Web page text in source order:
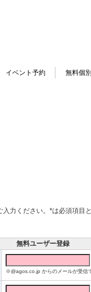
イベント予約 無料個
力ください。*は必須項目と
無料ユーザー登録
※@agos.co.jp からのメールが受信